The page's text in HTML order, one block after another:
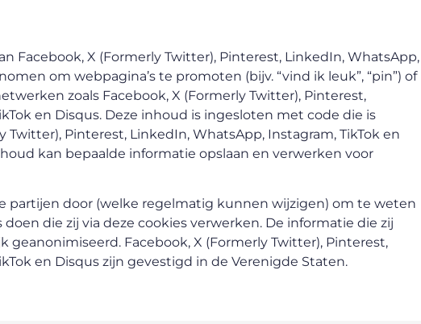
Facebook, X (Formerly Twitter), Pinterest, LinkedIn, WhatsApp,
om webpagina’s te promoten (bijv. “vind ik leuk”, “pin”) of
zoals Facebook, X (Formerly Twitter), Pinterest,
en Disqus. Deze inhoud is ingesloten met code die is
Twitter), Pinterest, LinkedIn, WhatsApp, Instagram, TikTok en
kan bepaalde informatie opslaan en verwerken voor
partijen door (welke regelmatig kunnen wijzigen) om te weten
die zij via deze cookies verwerken. De informatie die zij
geanonimiseerd. Facebook, X (Formerly Twitter), Pinterest,
en Disqus zijn gevestigd in de Verenigde Staten.